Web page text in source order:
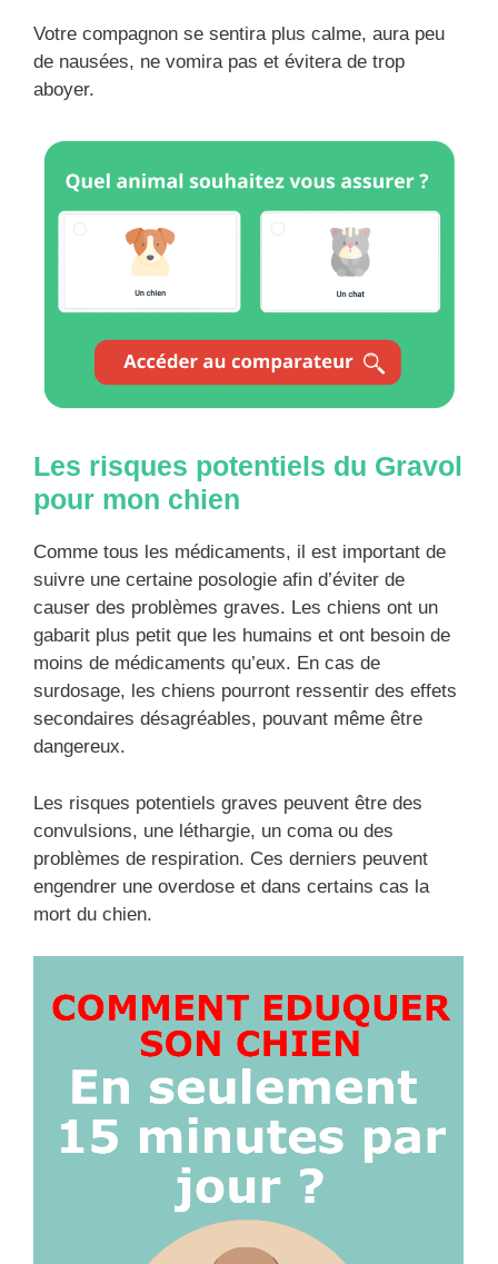
Votre compagnon se sentira plus calme, aura peu
de nausées, ne vomira pas et évitera de trop
aboyer.
Les risques potentiels du Gravol
pour mon chien
Comme tous les médicaments, il est important de
suivre une certaine posologie afin d’éviter de
causer des problèmes graves. Les chiens ont un
gabarit plus petit que les humains et ont besoin de
moins de médicaments qu’eux. En cas de
surdosage, les chiens pourront ressentir des effets
secondaires désagréables, pouvant même être
dangereux.
Les risques potentiels graves peuvent être des
convulsions, une léthargie, un coma ou des
problèmes de respiration. Ces derniers peuvent
engendrer une overdose et dans certains cas la
mort du chien.